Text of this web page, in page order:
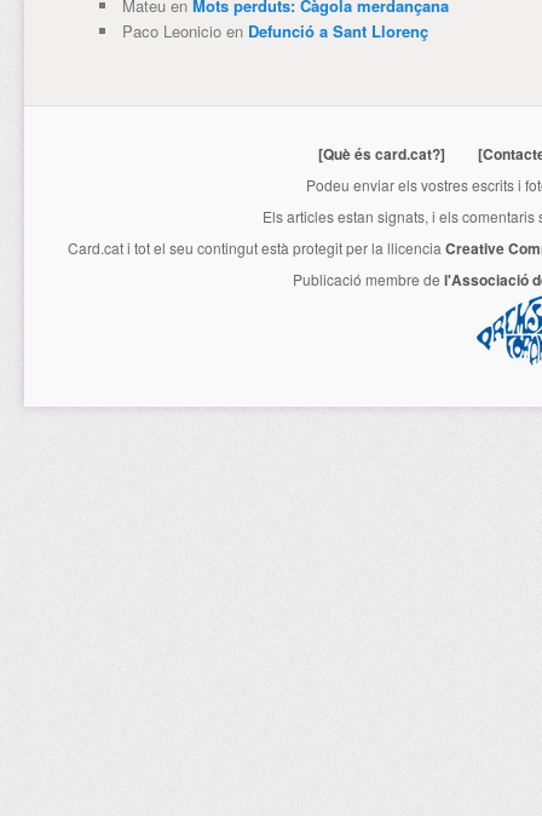
Mateuen Mots perduts: Càgola merdançana
Paco Leonicioen Defunció a Sant Llorenç
[Què és card.cat?]
Podeu enviar els vostres escrits i
Els articles estan signats, i els
Card.cati tot el seu contingut està protegit per la llicencia Creative
Publicació membre de l'Associació